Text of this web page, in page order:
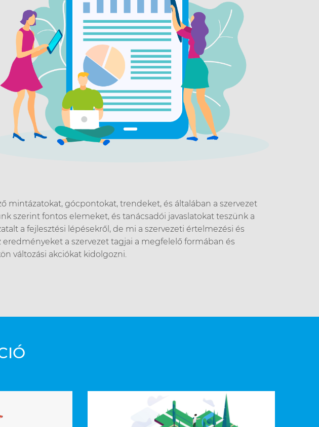
gócpontokat, trendeket, és általában a szervezet
szerint fontos elemeket, és tanácsadói javaslatokat teszünk a
a fejlesztési lépésekről, de mi a szervezeti értelmezési és
a szervezet tagjai a megfelelő formában és
változási akciókat kidolgozni.